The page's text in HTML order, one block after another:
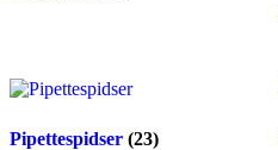
Pipettespidser (23)